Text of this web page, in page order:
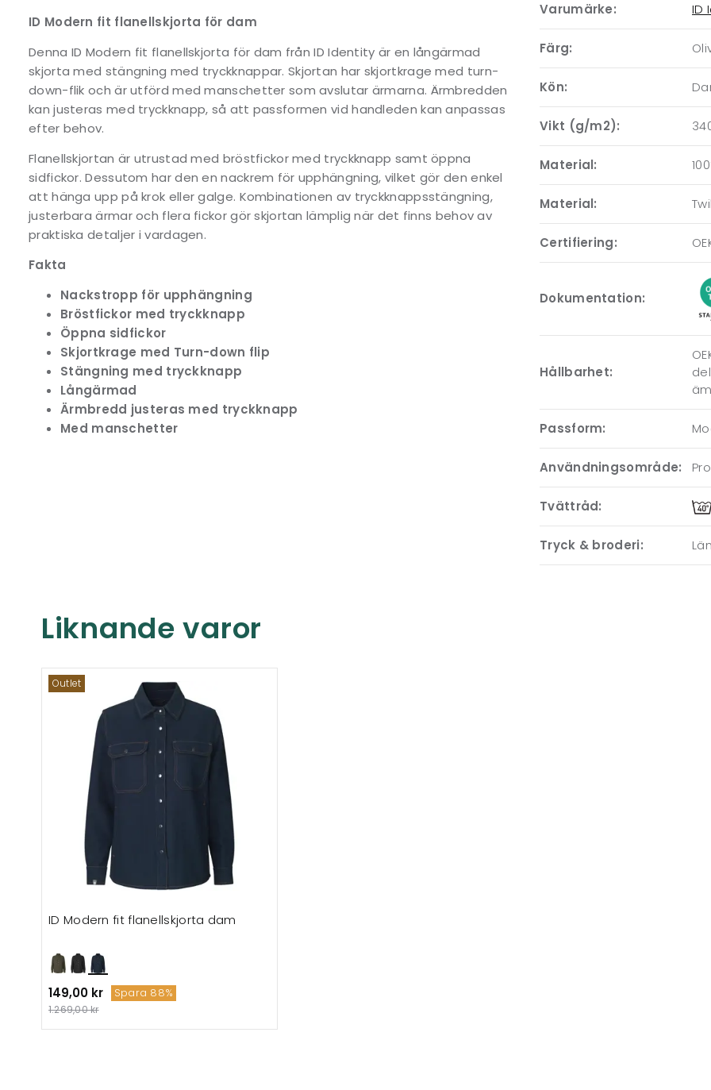
ID Modern fit flanellskjorta för dam
Denna ID Modern fit flanellskjorta för dam från ID Identity är en långärmad
skjorta med stängning med tryckknappar. Skjortan har skjortkrage med turn-
down-flik och är utförd med manschetter som avslutar ärmarna. Ärmbredden
kan justeras med tryckknapp, så att passformen vid handleden kan anpassas
efter behov.
Flanellskjortan är utrustad med bröstfickor med tryckknapp samt öppna
sidfickor. Dessutom har den en nackrem för upphängning, vilket gör den enkel
att hänga upp på krok eller galge. Kombinationen av tryckknappsstängning,
justerbara ärmar och flera fickor gör skjortan lämplig när det finns behov av
praktiska detaljer i vardagen.
Fakta
Nackstropp för upphängning
Bröstfickor med tryckknapp
Öppna sidfickor
Skjortkrage med Turn-down flip
Stängning med tryckknapp
Långärmad
Ärmbredd justeras med tryckknapp
Med manschetter
Varumärke: ID
Färg:
Kön:
Vikt (g/m2):
Material:
Material:
Certifiering:
Dokumentation:
Hållbarhet:
Passform:
Användningsområde:
Tvättråd:
Tryck & broderi:
Liknande varor
Outlet
ID Modern fit flanellskjorta dam
149,00 kr Spara 88%
1.269,00 kr